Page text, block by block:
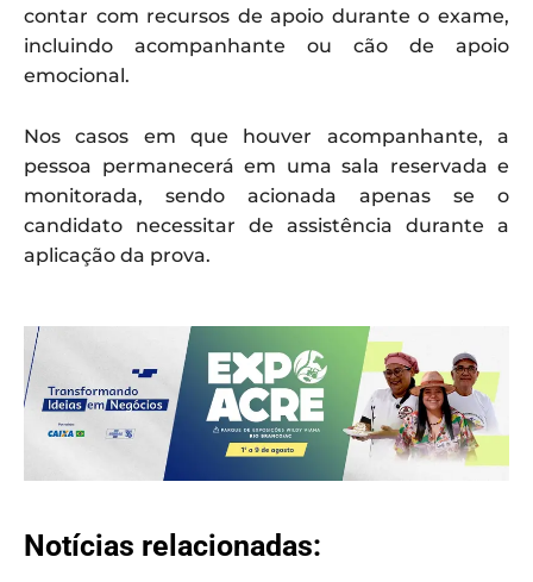
contar com recursos de apoio durante o exame,
incluindo acompanhante ou cão de apoio
emocional.
Nos casos em que houver acompanhante, a
pessoa permanecerá em uma sala reservada e
monitorada, sendo acionada apenas se o
candidato necessitar de assistência durante a
aplicação da prova.
Notícias relacionadas: